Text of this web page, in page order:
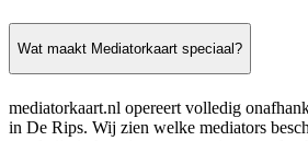
Wat maakt Mediatorkaart speciaal?
mediatorkaart.nl opereert volledig
in De Rips. Wij zien welke mediators